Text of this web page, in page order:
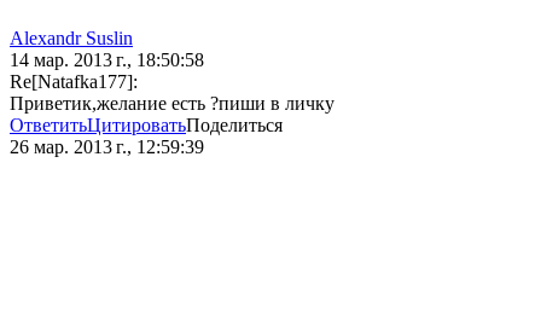
Alexandr Suslin
14 мар. 2013 г., 18:50:58
Re[Natafka177]:
Приветик,желание есть ?пиши в личку
ОтветитьЦитироватьПоделиться
26 мар. 2013 г., 12:59:39